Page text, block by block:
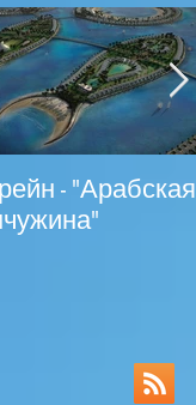
- "Арабская